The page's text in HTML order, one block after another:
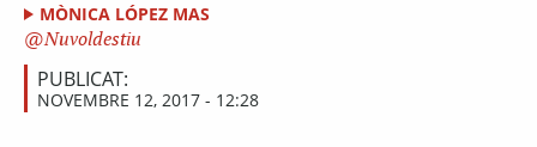
MÒNICA LÓPEZ MAS
Nuvoldestiu
PUBLICAT:
NOVEMBRE 12, 2017 - 12:28